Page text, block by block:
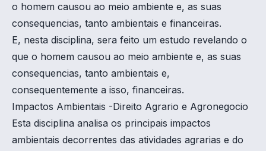
o homem causou ao meio ambiente e, as suas
consequencias, tanto ambientais e financeiras.
E, nesta disciplina, sera feito um estudo revelando o
que o homem causou ao meio ambiente e, as suas
consequencias, tanto ambientais e,
consequentemente a isso, financeiras.
Impactos Ambientais -Direito Agrario e Agronegocio
Esta disciplina analisa os principais impactos
ambientais decorrentes das atividades agrarias e do